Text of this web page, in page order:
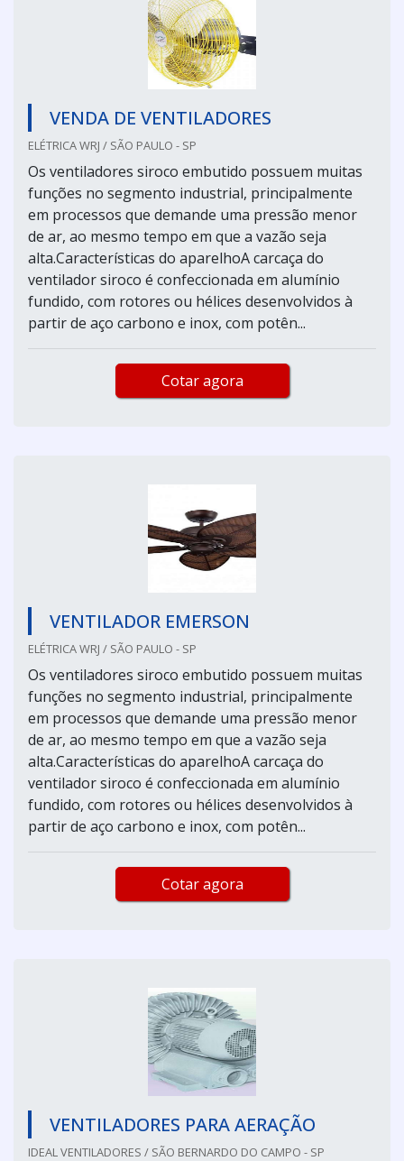
VENDA DE VENTILADORES
ELÉTRICA WRJ / SÃO PAULO - SP
Os ventiladores siroco embutido possuem muitas
funções no segmento industrial, principalmente
em processos que demande uma pressão menor
de ar, ao mesmo tempo em que a vazão seja
alta.Características do aparelhoA carcaça do
ventilador siroco é confeccionada em alumínio
fundido, com rotores ou hélices desenvolvidos à
partir de aço carbono e inox, com potên...
Cotar agora
VENTILADOR EMERSON
ELÉTRICA WRJ / SÃO PAULO - SP
Os ventiladores siroco embutido possuem muitas
funções no segmento industrial, principalmente
em processos que demande uma pressão menor
de ar, ao mesmo tempo em que a vazão seja
alta.Características do aparelhoA carcaça do
ventilador siroco é confeccionada em alumínio
fundido, com rotores ou hélices desenvolvidos à
partir de aço carbono e inox, com potên...
Cotar agora
VENTILADORES PARA AERAÇÃO
IDEAL VENTILADORES / SÃO BERNARDO DO CAMPO - SP